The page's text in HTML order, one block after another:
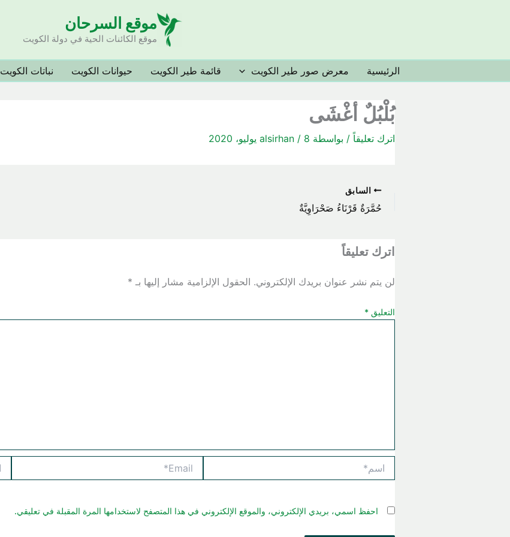
موقع السرحان
موقع الكائنات الحية في دولة الكويت
الرئيسية معرض صور طير الكويت قائمة طير الكويت حيوانات الكويت نباتات الكويت
بُلْبُلٌ أغْشَى
اترك تعليقاً / بواسطة alsirhan / 8 يوليو، 2020
السابق
حُمَّرَةٌ قَرْنَاءُ صَحْرَاوِيَّةٌ
اترك تعليقاً
لن يتم نشر عنوان بريدك الإلكتروني. الحقول الإلزامية مشار إليها بـ *
التعليق *
احفظ اسمي، بريدي الإلكتروني، والموقع الإلكتروني في هذا المتصفح لاستخدامها المرة المقبلة في تعليقي.